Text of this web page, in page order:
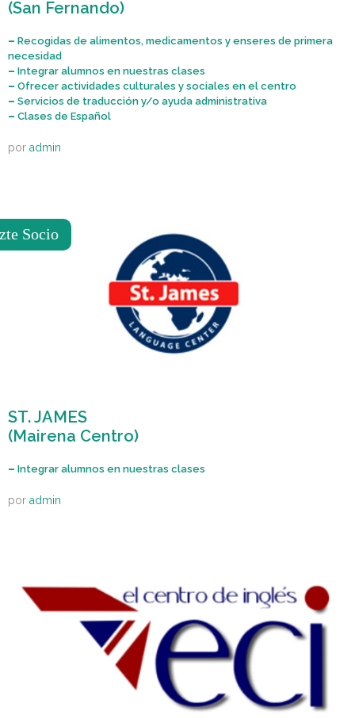
(San Fernando)
– Recogidas de alimentos, medicamentos y enseres de primera
necesidad
– Integrar alumnos en nuestras clases
– Ofrecer actividades culturales y sociales en el centro
– Servicios de traducción y/o ayuda administrativa
– Clases de Español
por admin
ST. JAMES
(Mairena Centro)
– Integrar alumnos en nuestras clases
por admin
Socio